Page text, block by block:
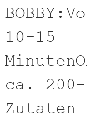
10-15
ca. 200-